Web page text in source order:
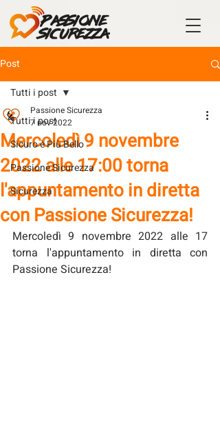
Post
Tutti i post
Sicuro è Più Bello
Passione Sicurezza
Sicurezza
Tutti i post
Mercoledì 9 novembre
2022 alle 17:00 torna
l'appuntamento in diretta
con Passione Sicurezza!
Passione Sicurezza
7 nov 2022
Mercoledì 9 novembre 2022 alle 17
torna l'appuntamento in diretta con
Passione Sicurezza!